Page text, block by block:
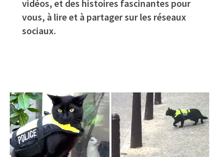
vidéos, et des histoires fascinantes pour
vous, à lire et à partager sur les réseaux
sociaux.